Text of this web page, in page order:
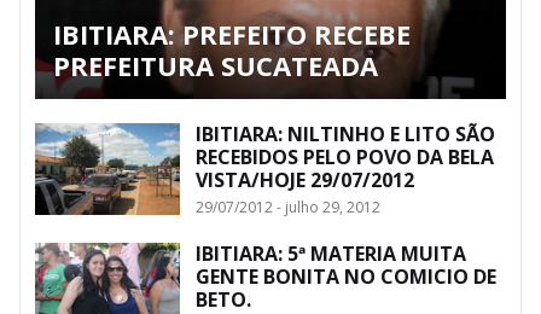
IBITIARA: PREFEITO RECEBE
PREFEITURA SUCATEADA
IBITIARA: NILTINHO E LITO SÃO
RECEBIDOS PELO POVO DA BELA
VISTA/HOJE 29/07/2012
29/07/2012 - julho 29, 2012
IBITIARA: 5ª MATERIA MUITA
GENTE BONITA NO COMICIO DE
BETO.